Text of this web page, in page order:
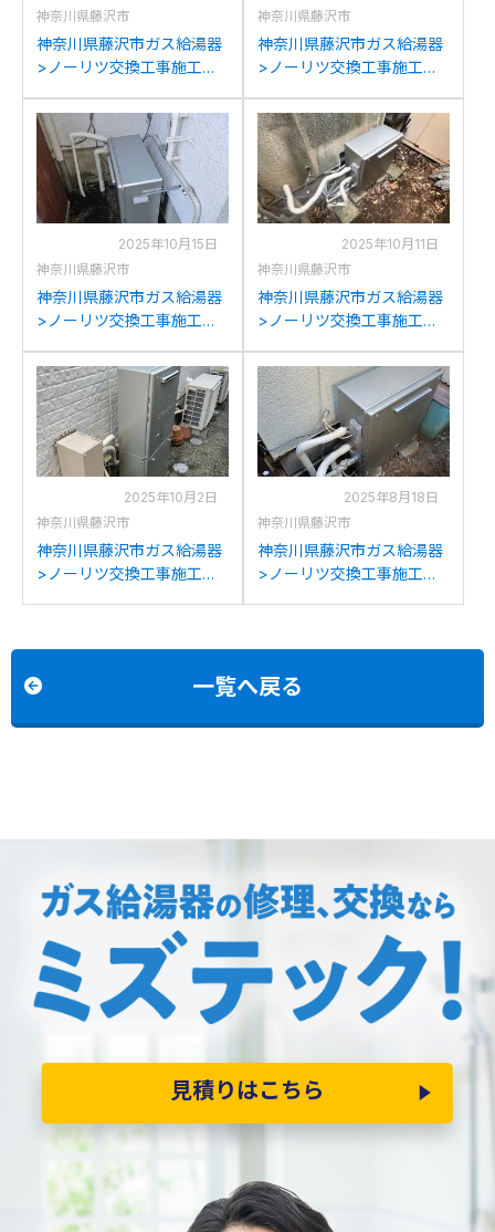
神奈川県藤沢市
神奈川県藤沢市ガス給湯器
>ノーリツ交換工事施工事
C2442SAWX-MBからノー
リツGT-C2472SAW BLへ
の交換
神奈川県藤沢市
神奈川県藤沢市ガス給湯器
>ノーリツ交換工事施工事
GTHA2403Aからノーリツ
GTH-C2460AW3H-1BLへ
の交換
2025年10月15日
神奈川県藤沢市
神奈川県藤沢市ガス給湯器
>ノーリツ交換工事施工事
E2004SA(A)からノーリツ
GT-C2072SAR BLへの交換
2025年10月11日
神奈川県藤沢市
神奈川県藤沢市ガス給湯器
>ノーリツ交換工事施工事
2050SAXからノーリツGT-
C2072SAR BLへの交換
2025年10月2日
神奈川県藤沢市
神奈川県藤沢市ガス給湯器
>ノーリツ交換工事施工事
2025年8月18日
神奈川県藤沢市
神奈川県藤沢市ガス給湯器
>ノーリツ交換工事施工事
一覧へ戻る
見積りはこちら